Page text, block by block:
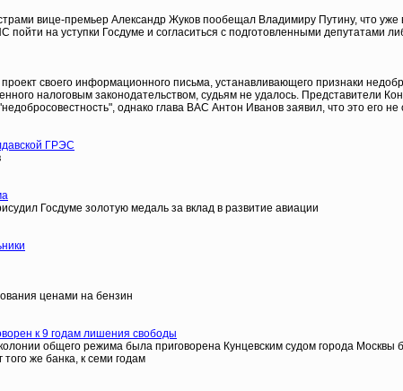
вице-премьер Александр Жуков пообещал Владимиру Путину, что
на уступки Госдуме и согласиться с подготовленными депутатами
своего информационного письма, устанавливающего признаки
налоговым законодательством, судьям не удалось. Представители
однако глава ВАС Антон Иванов заявил, что это его не
ГРЭС
Госдуме золотую медаль за вклад в развитие авиации
ценами на бензин
к 9 годам лишения свободы
общего режима была приговорена Кунцевским судом города
же банка, к семи годам